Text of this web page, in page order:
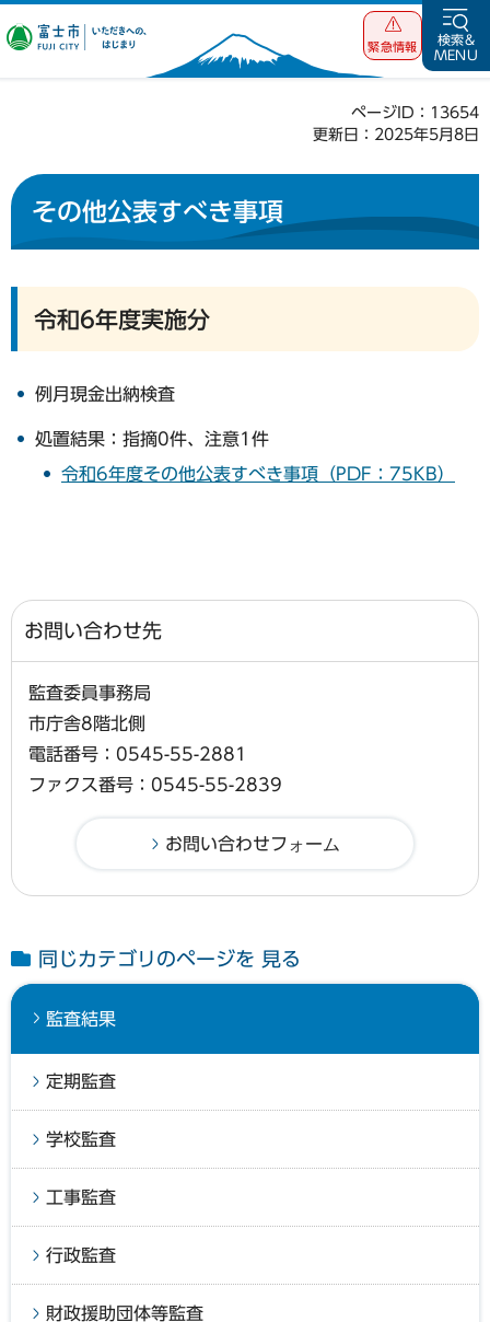
富士市 いただ
緊急情報
検索&
MENU
ページID：13654
更新日：2025年5月8日
その他公表すべき事項
令和6年度実施分
例月現金出納検査
処置結果：指摘0件、注意1件
令和6年度その他公表すべき事項（PDF：75KB）
お問い合わせ先
監査委員事務局
市庁舎8階北側
電話番号：0545-55-2881
ファクス番号：0545-55-2839
同じカテゴリのページを 見る
監査結果
定期監査
学校監査
工事監査
行政監査
財政援助団体等監査